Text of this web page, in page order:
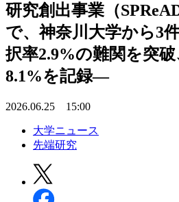
研究創出事業（
で、神奈川大学から3
択率2.9%の難関を突
8.1%を記録―
2026.06.25 15:00
大学ニュース
先端研究